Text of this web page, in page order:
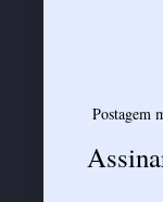
Postagem